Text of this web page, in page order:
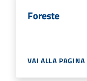
Foreste
VAI ALLA PAGINA